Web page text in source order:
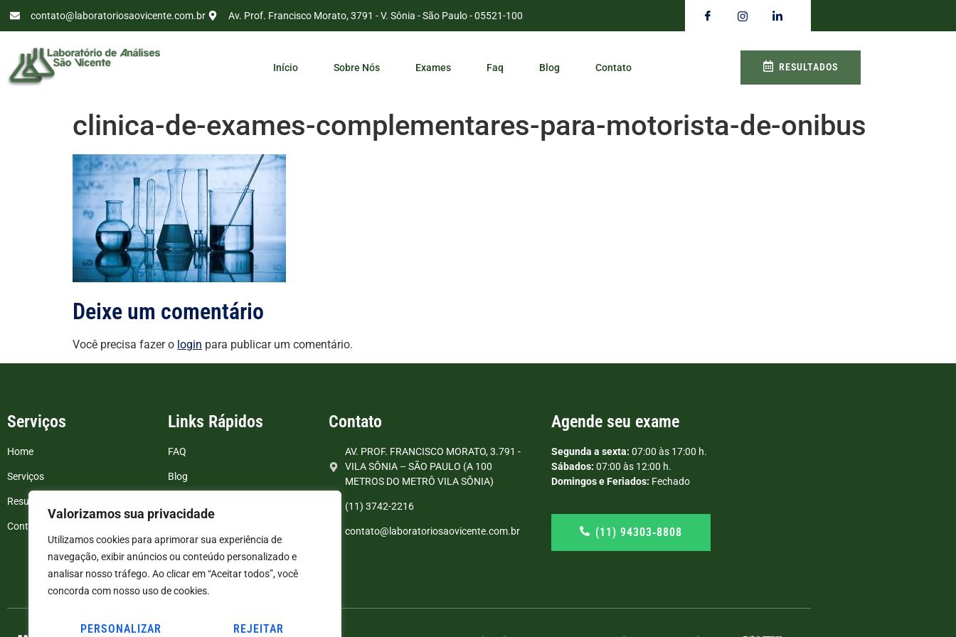
Valorizamos sua privacidade
Utilizamos cookies para aprimorar sua experiência de
navegação, exibir anúncios ou conteúdo personalizado e
analisar nosso tráfego. Ao clicar em “Aceitar todos”, você
concorda com nosso uso de cookies.
PERSONALIZAR REJEITAR
contato@laboratoriosaovicente.com.br Av. Prof. Francisco Morato, 3791 - V. Sônia - São Paulo - 05521-100
Início Sobre Nós Exames Faq Blog Contato RESULTADOS
clinica-de-exames-complementares-para-motorista-de-onibus
Deixe um comentário
Você precisa fazer o login para publicar um comentário.
Serviços
Home
Serviços
Resultados de exames
Contato
Links Rápidos
FAQ
Blog
Contato
AV. PROF. FRANCISCO MORATO, 3.791 -
VILA SÔNIA – SÃO PAULO (A 100
METROS DO METRÔ VILA SÔNIA)
(11) 3742-2216
contato@laboratoriosaovicente.com.br
Agende seu exame
Segunda a sexta: 07:00 às 17:00 h.
Sábados: 07:00 às 12:00 h.
Domingos e Feriados: Fechado
(11) 94303‑8808